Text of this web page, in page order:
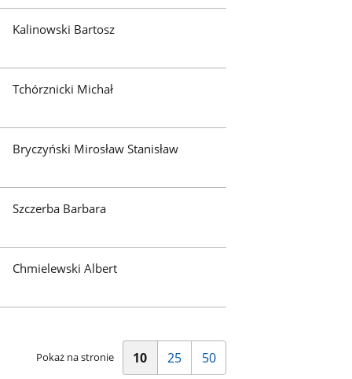
Kalinowski Bartosz
Tchórznicki Michał
Bryczyński Mirosław Stanisław
Szczerba Barbara
Chmielewski Albert
Pokaż na stronie 10Pokaż
25Pokaż
50Pokaż